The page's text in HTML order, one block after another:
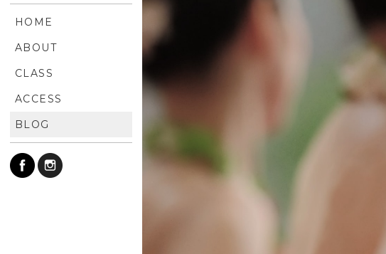
HOME
ABOUT
CLASS
ACCESS
BLOG